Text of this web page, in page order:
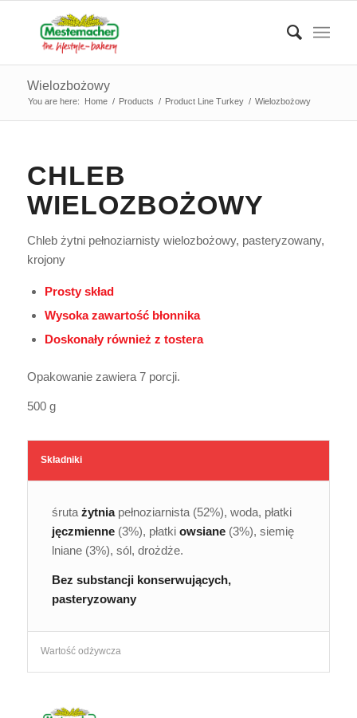
Wielozbożowy
You are here: Home / Products / Product Line Turkey / Wielozbożowy
CHLEB
WIELOZBOŻOWY
Chleb żytni pełnoziarnisty wielozbożowy, pasteryzowany,
krojony
Prosty skład
Wysoka zawartość błonnika
Doskonały również z tostera
Opakowanie zawiera 7 porcji.
500 g
Składniki
śrutażytniapełnoziarnista (52%), woda, płatki
jęczmienne(3%), płatki owsiane(3%), siemię
lniane (3%), sól, drożdże.
Bez substancji konserwujących,
pasteryzowany
Wartość odżywcza